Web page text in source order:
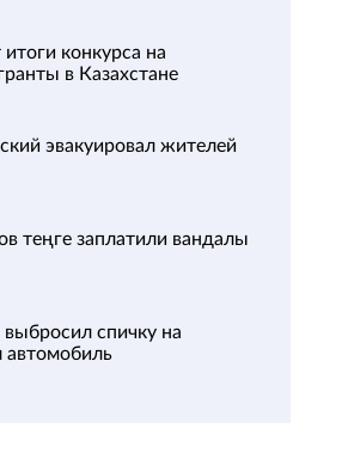
конкурса на
в Казахстане
эвакуировал жителей
теңге заплатили вандалы
спичку на
автомобиль